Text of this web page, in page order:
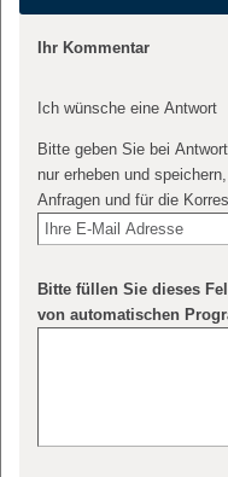
Ihr Kommentar
Ich wünsche eine Antwort
Bitte geben Sie bei
nur erheben und
Anfragen und für die
Bitte füllen Sie dieses
von automatischen